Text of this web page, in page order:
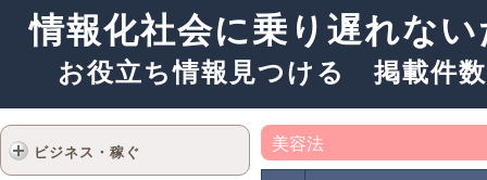
情報化社会に乗り遅れな
お役立ち情報見つける 掲載件数
ビジネス・稼ぐ 美容法